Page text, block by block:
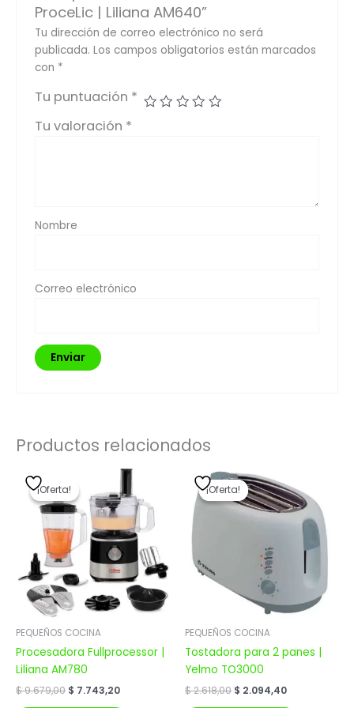
ProceLic | Liliana AM640”
Tu dirección de correo electrónico no será
publicada. Los campos obligatorios están marcados
con *
Tu puntuación *
Tu valoración *
Nombre
Correo electrónico
Productos relacionados
¡Oferta!
¡Oferta!
PEQUEÑOS COCINA
Procesadora Fullprocessor |
Liliana AM780
$9.679,00
precio
original
era:
$ 9.679,00.
$ 7.743,20
El
precio
actual
es:
$ 7.743,20.
¡Oferta!
¡Oferta!
PEQUEÑOS COCINA
Tostadora para 2 panes |
Yelmo TO3000
$2.618,00
El
precio
original
era:
$ 2.618,00.
$ 2.094,40
precio
actual
es:
$ 2.094,40.